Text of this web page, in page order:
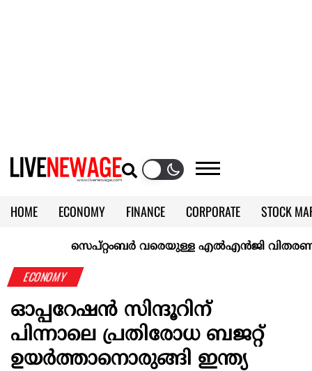
HOME ECONOMY FINANCE CORPORATE
STOCK
KERALA @70
സെപ്റ്റംബർ വരെയുള്ള എൽഎൻജി വിതരണം
ECONOMY
ഓപ്പറേഷൻ സിന്ദൂറിന്‌
പിന്നാലെ പ്രതിരോധ ബജറ്റ്
ഉയർത്താനൊരുങ്ങി ഇന്ത്യ